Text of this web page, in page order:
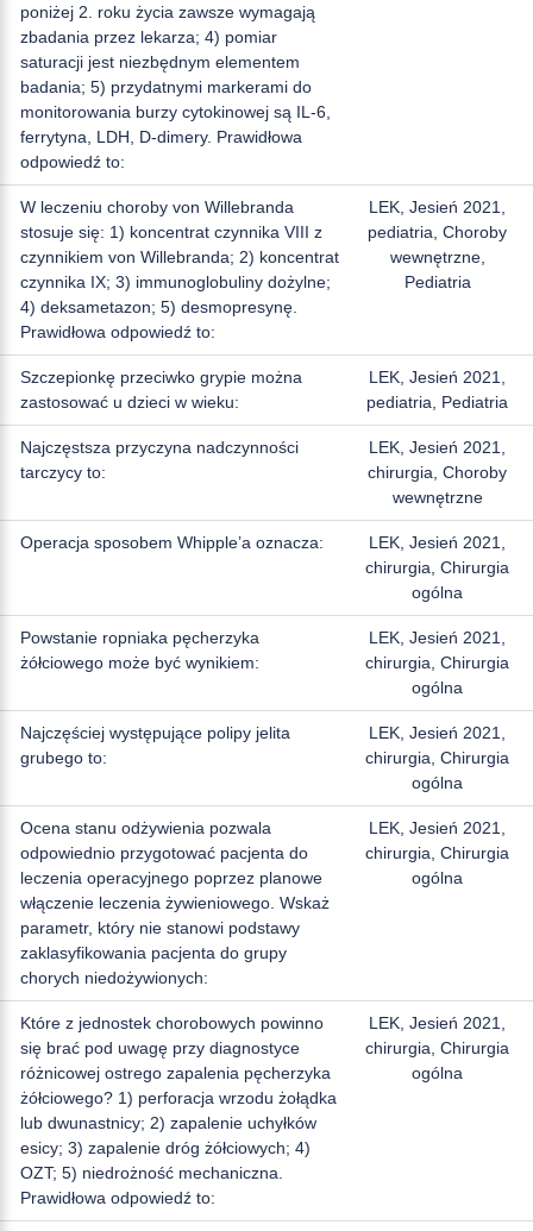
poniżej 2. roku życia zawsze wymagają
zbadania przez lekarza; 4) pomiar
saturacji jest niezbędnym elementem
badania; 5) przydatnymi markerami do
monitorowania burzy cytokinowej są IL-6,
ferrytyna, LDH, D-dimery. Prawidłowa
odpowiedź to:
W leczeniu choroby von Willebranda
stosuje się: 1) koncentrat czynnika VIII z
czynnikiem von Willebranda; 2) koncentrat
czynnika IX; 3) immunoglobuliny dożylne;
4) deksametazon; 5) desmopresynę.
Prawidłowa odpowiedź to:
LEK, Jesień 2021,
pediatria, Choroby
wewnętrzne,
Pediatria
Szczepionkę przeciwko grypie można
zastosować u dzieci w wieku:
LEK, Jesień 2021,
pediatria, Pediatria
Najczęstsza przyczyna nadczynności
tarczycy to:
LEK, Jesień 2021,
chirurgia, Choroby
wewnętrzne
Operacja sposobem Whipple’a oznacza:
LEK, Jesień 2021,
chirurgia, Chirurgia
ogólna
Powstanie ropniaka pęcherzyka
żółciowego może być wynikiem:
LEK, Jesień 2021,
chirurgia, Chirurgia
ogólna
Najczęściej występujące polipy jelita
grubego to:
LEK, Jesień 2021,
chirurgia, Chirurgia
ogólna
Ocena stanu odżywienia pozwala
odpowiednio przygotować pacjenta do
leczenia operacyjnego poprzez planowe
włączenie leczenia żywieniowego. Wskaż
parametr, który nie stanowi podstawy
zaklasyfikowania pacjenta do grupy
chorych niedożywionych:
LEK, Jesień 2021,
chirurgia, Chirurgia
ogólna
Które z jednostek chorobowych powinno
się brać pod uwagę przy diagnostyce
różnicowej ostrego zapalenia pęcherzyka
żółciowego? 1) perforacja wrzodu żołądka
lub dwunastnicy; 2) zapalenie uchyłków
esicy; 3) zapalenie dróg żółciowych; 4)
OZT; 5) niedrożność mechaniczna.
Prawidłowa odpowiedź to:
LEK, Jesień 2021,
chirurgia, Chirurgia
ogólna